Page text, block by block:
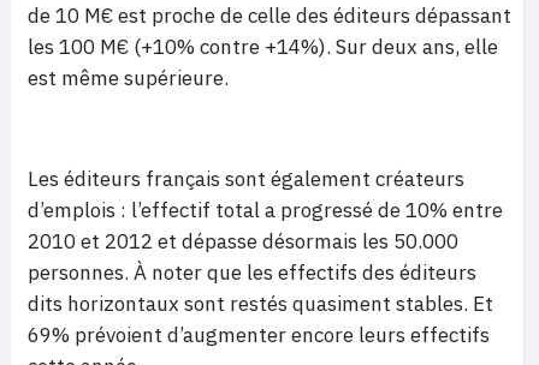
de 10 M€ est proche de celle des éditeurs dépassant
les 100 M€ (+10% contre +14%). Sur deux ans, elle
est même supérieure.
Les éditeurs français sont également créateurs
d’emplois : l’effectif total a progressé de 10% entre
2010 et 2012 et dépasse désormais les 50.000
personnes. À noter que les effectifs des éditeurs
dits horizontaux sont restés quasiment stables. Et
69% prévoient d’augmenter encore leurs effectifs